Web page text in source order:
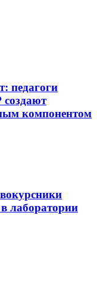
педагоги
компонентом
лаборатории